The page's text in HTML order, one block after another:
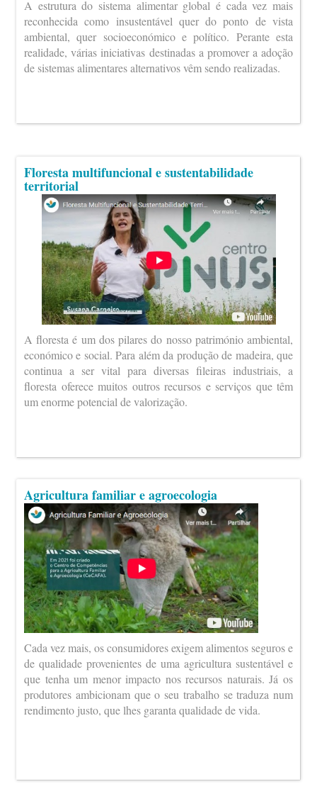
A estrutura do sistema alimentar global é cada vez mais
reconhecida como insustentável quer do ponto de vista
ambiental, quer socioeconómico e político. Perante esta
realidade, várias iniciativas destinadas a promover a adoção
de sistemas alimentares alternativos vêm sendo realizadas.
Floresta multifuncional e sustentabilidade
territorial
A floresta é um dos pilares do nosso património ambiental,
económico e social. Para além da produção de madeira, que
continua a ser vital para diversas fileiras industriais, a
floresta oferece muitos outros recursos e serviços que têm
um enorme potencial de valorização.
Agricultura familiar e agroecologia
Cada vez mais, os consumidores exigem alimentos seguros e
de qualidade provenientes de uma agricultura sustentável e
que tenha um menor impacto nos recursos naturais. Já os
produtores ambicionam que o seu trabalho se traduza num
rendimento justo, que lhes garanta qualidade de vida.